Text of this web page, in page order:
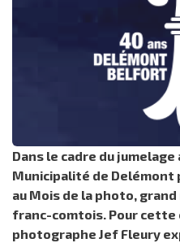
Dans le cadre du
Municipalité de
au Mois de la photo,
franc-comtois. Pour cette
photographe Jef Fleury